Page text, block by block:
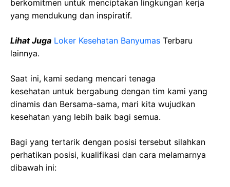
berkomitmen untuk menciptakan lingkungan kerja
yang mendukung dan inspiratif.
Lihat Juga Loker Kesehatan Banyumas Terbaru
lainnya.
Saat ini, kami sedang mencari tenaga
kesehatan untuk bergabung dengan tim kami yang
dinamis dan Bersama-sama, mari kita wujudkan
kesehatan yang lebih baik bagi semua.
Bagi yang tertarik dengan posisi tersebut silahkan
perhatikan posisi, kualifikasi dan cara melamarnya
dibawah ini: